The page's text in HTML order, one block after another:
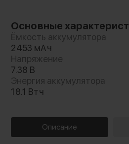
Основные
Ёмкость аккумулятора
2453 мАч
Напряжение
7.38 В
Энергия аккумулятора
18.1 Втч
Описание